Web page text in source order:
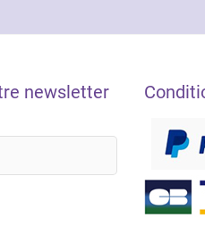
newsletter